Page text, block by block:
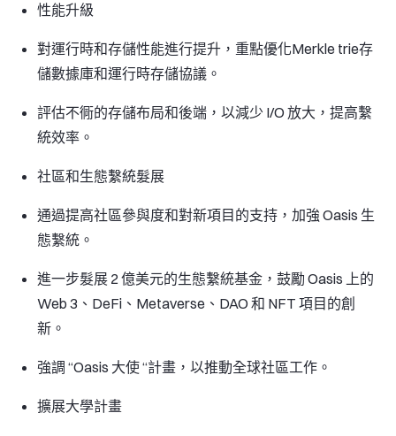
性能升級
對運行時和存儲性能進行提升，重點優化Merkle trie存
儲數據庫和運行時存儲協議。
評估不衕的存儲布局和後端，以減少 I/O 放大，提高繫
統效率。
社區和生態繫統髮展
通過提高社區參與度和對新項目的支持，加強 Oasis 生
態繫統。
進一步髮展 2 億美元的生態繫統基金，鼓勵 Oasis 上的
Web 3、DeFi、Metaverse、DAO 和 NFT 項目的創
新。
強調 “Oasis 大使 “計畫，以推動全球社區工作。
擴展大學計畫